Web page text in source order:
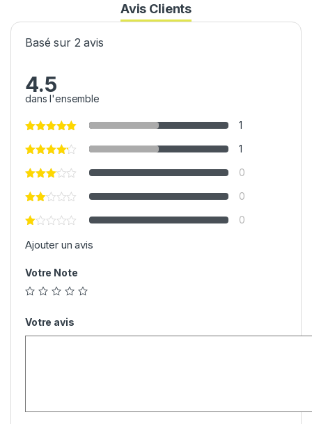
Avis Clients
Basé sur 2 avis
4.5
dans l'ensemble
1
1
0
0
0
Ajouter un avis
Votre Note
Votre avis